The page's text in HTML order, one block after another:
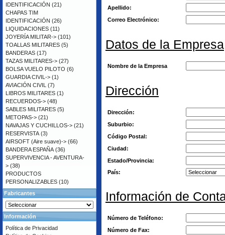
Apellido:
Correo Electrónico:
Datos de la Empresa
Nombre de la Empresa
Dirección
Dirección:
Suburbio:
Código Postal:
Ciudad:
Estado/Provincia:
País:
Información de
Número de Teléfono:
Número de Fax:
IDENTIFICACIÓN (21)
CHAPAS TIM
IDENTIFICACIÓN (26)
LIQUIDACIONES (11)
JOYERÍA MILITAR-> (101)
TOALLAS MILITARES (5)
BANDERAS (17)
TAZAS MILITARES-> (27)
BOLSA VUELO PILOTO (6)
GUARDIA CIVIL-> (1)
AVIACIÓN CIVIL (7)
LIBROS MILITARES (1)
RECUERDOS-> (48)
SABLES MILITARES (5)
METOPAS-> (21)
NAVAJAS Y CUCHILLOS-> (21)
RESERVISTA (3)
AIRSOFT (Aire suave)-> (66)
BANDERA ESPAÑA (36)
SUPERVIVENCIA - AVENTURA-
> (38)
PRODUCTOS
PERSONALIZABLES (10)
Fabricantes
Información
Política de Privacidad